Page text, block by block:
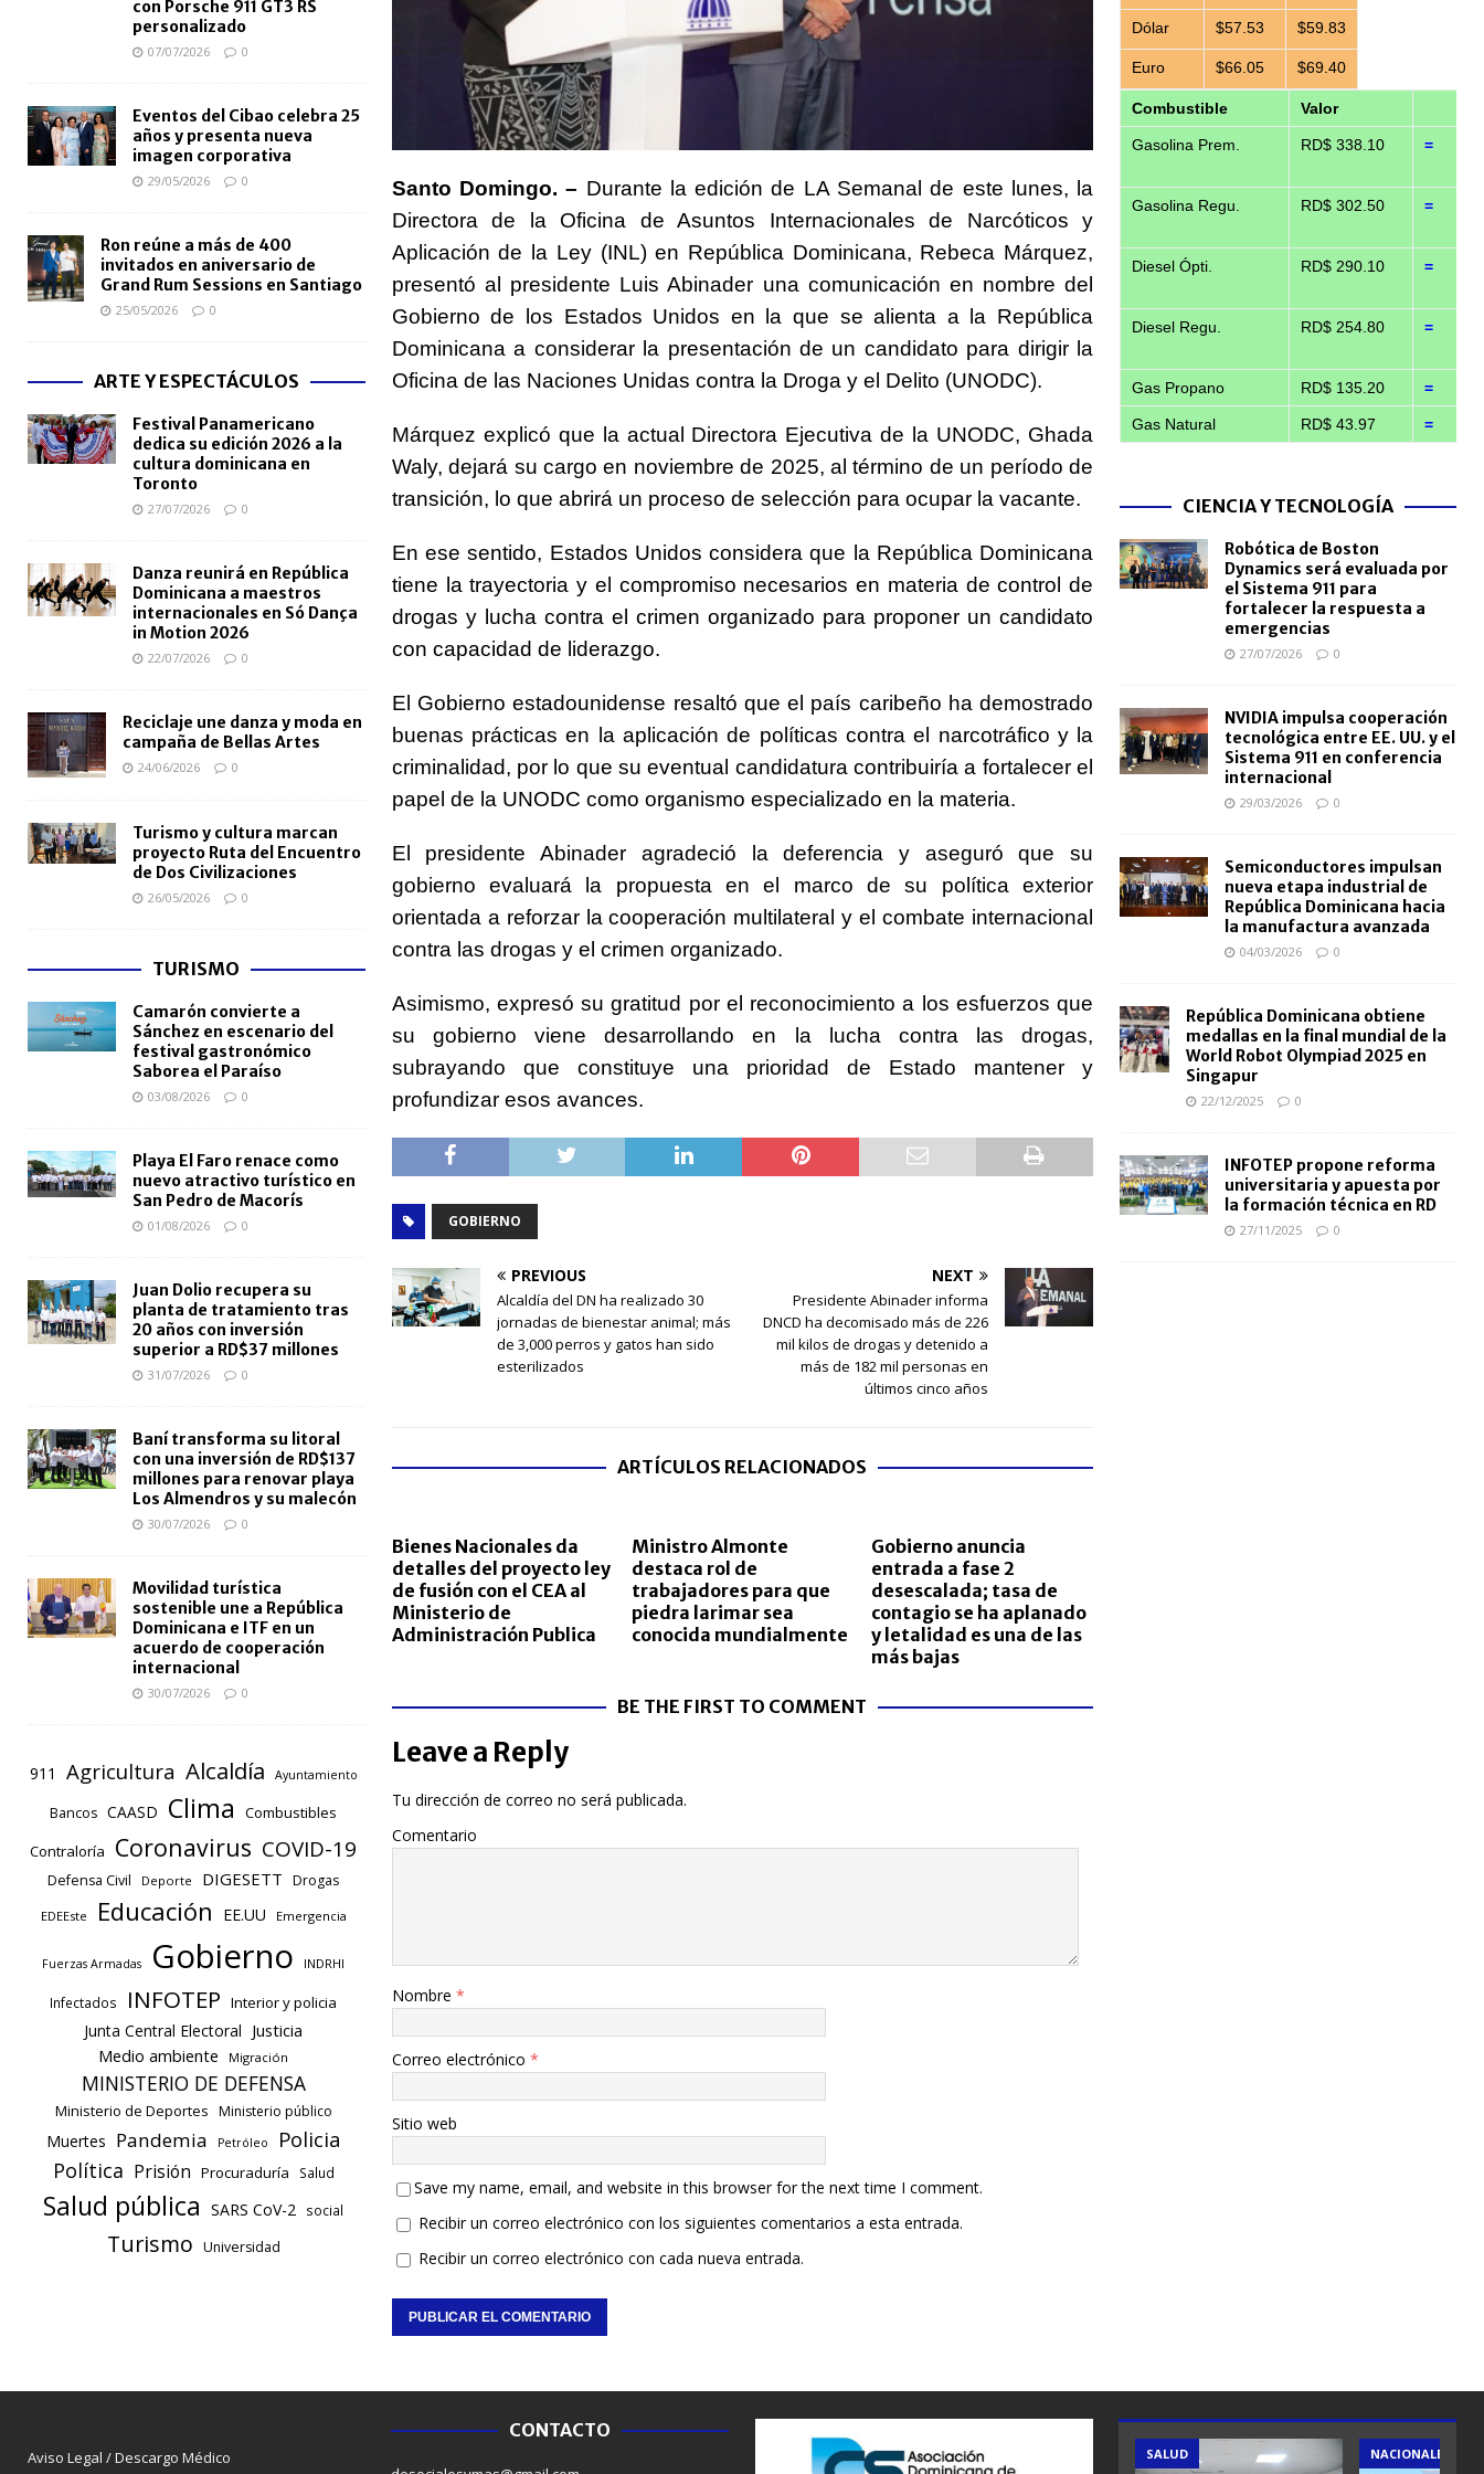
Santo Domingo. – Durante la edición de LA Semanal de este lunes, la
Directora de la Oficina de Asuntos Internacionales de Narcóticos y
Aplicación de la Ley (INL) en República Dominicana, Rebeca Márquez,
presentó al presidente Luis Abinader una comunicación en nombre del
Gobierno de los Estados Unidos en la que se alienta a la República
Dominicana a considerar la presentación de un candidato para dirigir la
Oficina de las Naciones Unidas contra la Droga y el Delito (UNODC).
Márquez explicó que la actual Directora Ejecutiva de la UNODC, Ghada
Waly, dejará su cargo en noviembre de 2025, al término de un período de
transición, lo que abrirá un proceso de selección para ocupar la vacante.
En ese sentido, Estados Unidos considera que la República Dominicana
tiene la trayectoria y el compromiso necesarios en materia de control de
drogas y lucha contra el crimen organizado para proponer un candidato
con capacidad de liderazgo.
El Gobierno estadounidense resaltó que el país caribeño ha demostrado
buenas prácticas en la aplicación de políticas contra el narcotráfico y la
criminalidad, por lo que su eventual candidatura contribuiría a fortalecer el
papel de la UNODC como organismo especializado en la materia.
El presidente Abinader agradeció la deferencia y aseguró que su
gobierno evaluará la propuesta en el marco de su política exterior
orientada a reforzar la cooperación multilateral y el combate internacional
contra las drogas y el crimen organizado.
Asimismo, expresó su gratitud por el reconocimiento a los esfuerzos que
su gobierno viene desarrollando en la lucha contra las drogas,
subrayando que constituye una prioridad de Estado mantener y
profundizar esos avances.
GOBIERNO
PREVIOUS
Alcaldía del DN ha realizado 30
jornadas de bienestar animal; más
de 3,000 perros y gatos han sido
esterilizados
NEXT
Presidente Abinader informa
DNCD ha decomisado más de 226
mil kilos de drogas y detenido a
más de 182 mil personas en
últimos cinco años
ARTÍCULOS RELACIONADOS
Bienes Nacionales da
detalles del proyecto ley
de fusión con el CEA al
Ministerio de
Administración Publica
Ministro Almonte
destaca rol de
trabajadores para que
piedra larimar sea
conocida mundialmente
Gobierno anuncia
entrada a fase 2
desescalada; tasa de
contagio se ha aplanado
y letalidad es una de las
más bajas
BE THE FIRST TO COMMENT
Leave a Reply
Tu dirección de correo no será publicada.
Comentario
Nombre *
Correo electrónico *
Sitio web
Save my name, email, and website in this browser for the next time I comment.
Recibir un correo electrónico con los siguientes comentarios a esta entrada.
Recibir un correo electrónico con cada nueva entrada.
con Porsche 911 GT3 RS
personalizado
07/07/2026 0
Eventos del Cibao celebra 25
años y presenta nueva
imagen corporativa
29/05/2026 0
Ron reúne a más de 400
invitados en aniversario de
Grand Rum Sessions en Santiago
25/05/2026 0
ARTE Y ESPECTÁCULOS
Festival Panamericano
dedica su edición 2026 a la
cultura dominicana en
Toronto
27/07/2026 0
Danza reunirá en República
Dominicana a maestros
internacionales en Só Dança
in Motion 2026
22/07/2026 0
Reciclaje une danza y moda en
campaña de Bellas Artes
24/06/2026 0
Turismo y cultura marcan
proyecto Ruta del Encuentro
de Dos Civilizaciones
26/05/2026 0
TURISMO
Camarón convierte a
Sánchez en escenario del
festival gastronómico
Saborea el Paraíso
03/08/2026 0
Playa El Faro renace como
nuevo atractivo turístico en
San Pedro de Macorís
01/08/2026 0
Juan Dolio recupera su
planta de tratamiento tras
20 años con inversión
superior a RD$37 millones
31/07/2026 0
Baní transforma su litoral
con una inversión de RD$137
millones para renovar playa
Los Almendros y su malecón
30/07/2026 0
Movilidad turística
sostenible une a República
Dominicana e ITF en un
acuerdo de cooperación
internacional
30/07/2026 0
911 Agricultura Alcaldía Ayuntamiento
Bancos CAASD Clima
Combustibles
Contraloría
Coronavirus COVID-19
Defensa Civil Deporte DIGESETT Drogas
EDEEste Educación EE.UU Emergencia
Fuerzas Armadas Gobierno INDRHI
Infectados INFOTEP Interior y policia
Junta Central Electoral Justicia
Medio ambiente Migración
MINISTERIO DE DEFENSA
Ministerio de Deportes Ministerio público
Muertes Pandemia Petróleo Policia
Política Prisión Procuraduría Salud
Salud pública SARS CoV-2 social
Turismo Universidad
Dólar $57.53 $59.83
Euro $66.05 $69.40
Combustible Valor
Gasolina Prem. RD$ 338.10 =
Gasolina Regu. RD$ 302.50 =
Diesel Ópti. RD$ 290.10 =
Diesel Regu. RD$ 254.80 =
Gas Propano RD$ 135.20 =
Gas Natural RD$ 43.97 =
CIENCIA Y TECNOLOGÍA
Robótica de Boston
Dynamics será evaluada por
el Sistema 911 para
fortalecer la respuesta a
emergencias
27/07/2026 0
NVIDIA impulsa cooperación
tecnológica entre EE. UU. y el
Sistema 911 en conferencia
internacional
29/03/2026 0
Semiconductores impulsan
nueva etapa industrial de
República Dominicana hacia
la manufactura avanzada
04/03/2026 0
República Dominicana obtiene
medallas en la final mundial de la
World Robot Olympiad 2025 en
Singapur
22/12/2025 0
INFOTEP propone reforma
universitaria y apuesta por
la formación técnica en RD
27/11/2025 0
Aviso Legal / Descargo Médico
CONTACTO
SALUD SALUD NACIONALES